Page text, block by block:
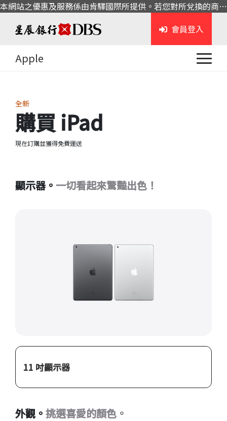
本網站之優惠及服務係由肯驛國際所提供。若您對所兌換的商品或服務有任何問題，請與肯驛國際聯繫。
會員登入
Apple
全新
購買 iPad
現在訂購並獲得免費運送
顯示器。 一切看起來驚豔出色！
11 吋顯示器
外觀。 挑選喜愛的顏色。